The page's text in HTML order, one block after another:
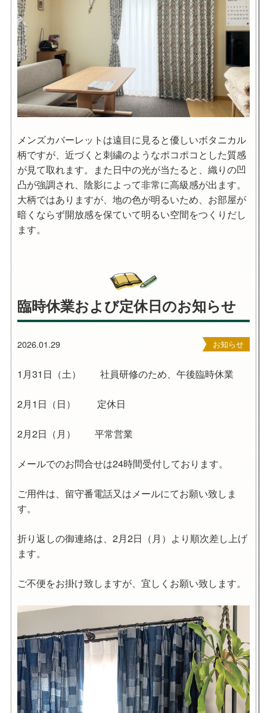
メンズカバーレットは遠目に見ると優しいボタニカル
柄ですが、近づくと刺繍のようなポコポコとした質感
が見て取れます。また日中の光が当たると、織りの凹
凸が強調され、陰影によって非常に高級感が出ます。
大柄ではありますが、地の色が明るいため、お部屋が
暗くならず開放感を保ていて明るい空間をつくりだし
ます。
臨時休業および定休日のお知らせ
2026.01.29 お知らせ
1月31日（土） 社員研修のため、午後臨時休業
2月1日（日） 定休日
2月2日（月） 平常営業
メールでのお問合せは24時間受付しております。
ご用件は、留守番電話又はメールにてお願い致しま
す。
折り返しの御連絡は、2月2日（月）より順次差し上げ
ます。
ご不便をお掛け致しますが、宜しくお願い致します。